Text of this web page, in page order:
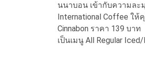
นนาบอน เข้ากับความละ
International Coffee ใ
Cinnabon ราคา 139 บาท
เป็นเมนู All Regular